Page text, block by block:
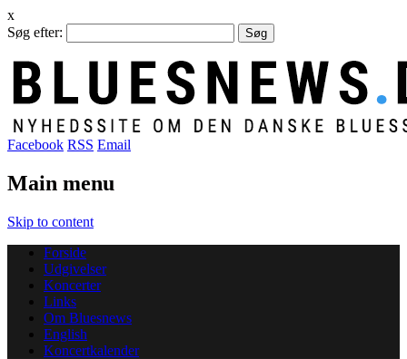
x
Søg efter:
Facebook RSS Email
Main menu
Skip to content
Forside
Udgivelser
Koncerter
Links
Om Bluesnews
English
Koncertkalender